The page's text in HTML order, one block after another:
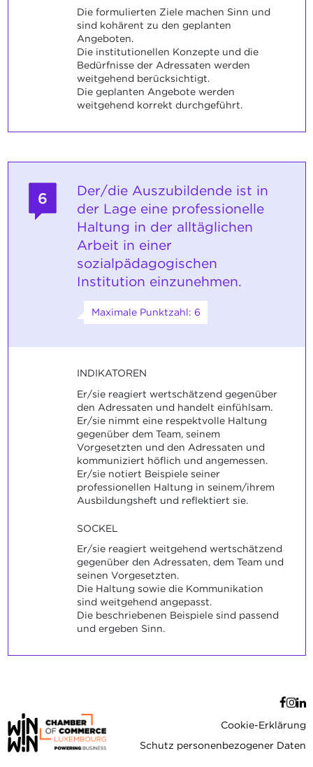
Die formulierten Ziele machen Sinn und
sind kohärent zu den geplanten
Angeboten.
Die institutionellen Konzepte und die
Bedürfnisse der Adressaten werden
weitgehend berücksichtigt.
Die geplanten Angebote werden
weitgehend korrekt durchgeführt.
6
Der/die Auszubildende ist in
der Lage eine professionelle
Haltung in der alltäglichen
Arbeit in einer
sozialpädagogischen
Institution einzunehmen.
Maximale Punktzahl: 6
INDIKATOREN
Er/sie reagiert wertschätzend gegenüber
den Adressaten und handelt einfühlsam.
Er/sie nimmt eine respektvolle Haltung
gegenüber dem Team, seinem
Vorgesetzten und den Adressaten und
kommuniziert höflich und angemessen.
Er/sie notiert Beispiele seiner
professionellen Haltung in seinem/ihrem
Ausbildungsheft und reflektiert sie.
SOCKEL
Er/sie reagiert weitgehend wertschätzend
gegenüber den Adressaten, dem Team und
seinen Vorgesetzten.
Die Haltung sowie die Kommunikation
sind weitgehend angepasst.
Die beschriebenen Beispiele sind passend
und ergeben Sinn.
Cookie-Erklärung
Schutz personenbezogener Daten